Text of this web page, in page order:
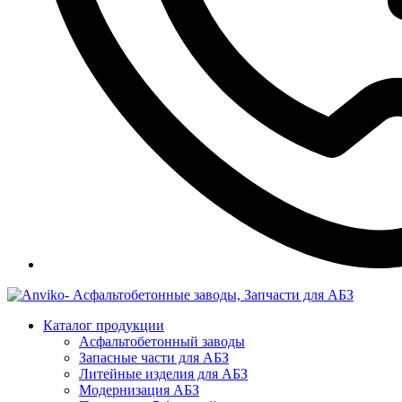
Каталог продукции
Асфальтобетонный заводы
Запасные части для АБЗ
Литейные изделия для АБЗ
Модернизация АБЗ